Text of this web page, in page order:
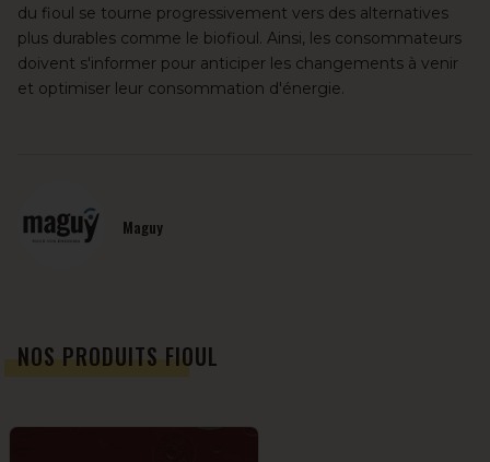
du fioul se tourne progressivement vers des alternatives
plus durables comme le biofioul. Ainsi, les consommateurs
doivent s'informer pour anticiper les changements à venir
et optimiser leur consommation d'énergie.
Maguy
NOS PRODUITS FIOUL